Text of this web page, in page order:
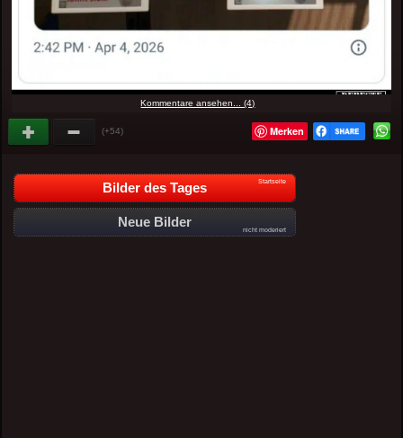
Kommentare ansehen... (4)
(+54) Merken
Bilder des Tages Startseite
Neue Bilder
nicht moderiert